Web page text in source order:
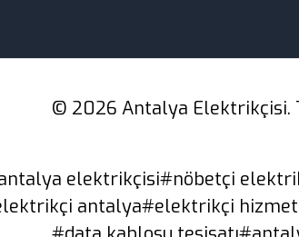
© 2026 Antalya Elektrikçisi.
elektrikçisi#nöbetçi
antalya#elektrikçi